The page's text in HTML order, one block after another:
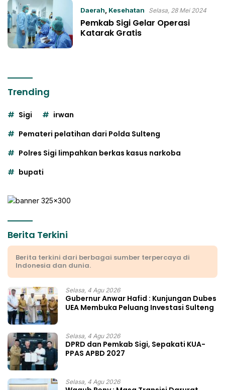
Daerah Kesehatan Selasa, 28 Mei 2024
Pemkab Sigi Gelar Operasi
Katarak Gratis
Trending
Sigi
irwan
Pemateri pelatihan dari Polda Sulteng
Polres Sigi limpahkan berkas kasus narkoba
bupati
Berita Terkini
Berita terkini dari berbagai sumber terpercaya di
Indonesia dan dunia.
Selasa, 4 Agu 2026
Gubernur Anwar Hafid : Kunjungan Dubes
UEA Membuka Peluang Investasi Sulteng
Selasa, 4 Agu 2026
DPRD dan Pemkab Sigi, Sepakati KUA-
PPAS APBD 2027
Selasa, 4 Agu 2026